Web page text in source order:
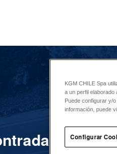
KGM CHILE Spa
a un perfil elaborado
Puede configurar y/
información, puede
Configurar